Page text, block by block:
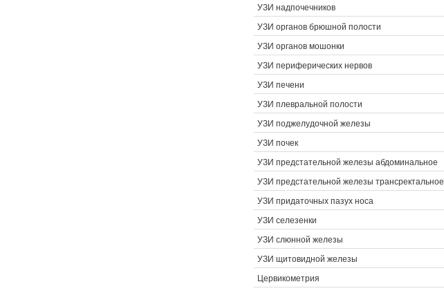
УЗИ надпочечников
УЗИ органов брюшной полости
УЗИ органов мошонки
УЗИ периферических нервов
УЗИ печени
УЗИ плевральной полости
УЗИ поджелудочной железы
УЗИ почек
УЗИ предстательной железы абдоминальное
УЗИ предстательной железы трансректальное
УЗИ придаточных пазух носа
УЗИ селезенки
УЗИ слюнной железы
УЗИ щитовидной железы
Цервикометрия